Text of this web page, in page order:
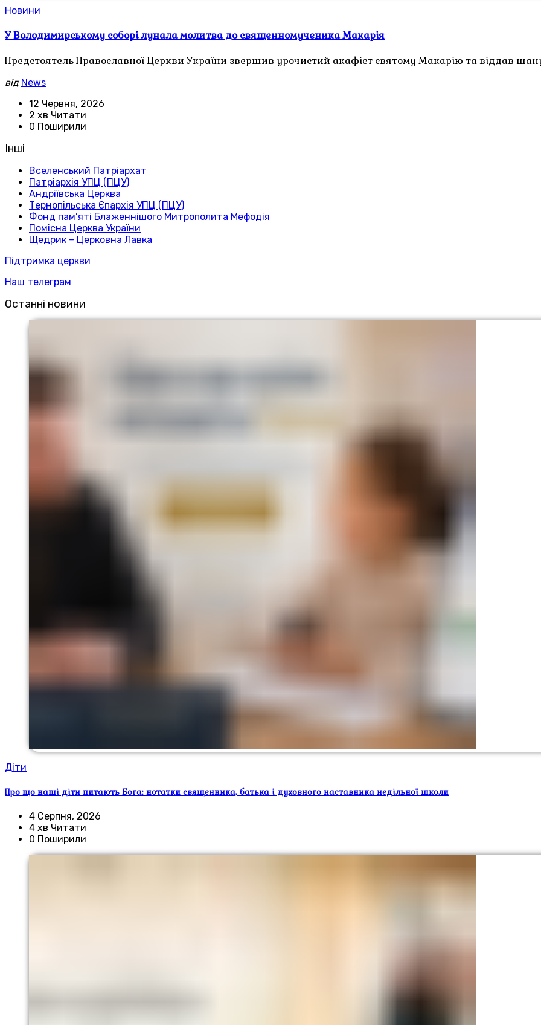
Новини
У Володимирському соборі лунала молитва до священномученика Макарія
Предстоятель Православної Церкви України звершив урочистий акафіст святому Макарію та віддав
від News
12 Червня, 2026
2 хв Читати
0 Поширили
Інші
Вселенський Патріархат
Патріархія УПЦ (ПЦУ)
Андріївська Церква
Тернопільська Єпархія УПЦ (ПЦУ)
Фонд пам’яті Блаженнішого Митрополита Мефодія
Помісна Церква України
Щедрик – Церковна Лавка
Підтримка церкви
Наш телеграм
Останні новини
Діти
Про що наші діти питають Бога: нотатки священника, батька і духовного наставника недільної школи
4 Серпня, 2026
4 хв Читати
0 Поширили